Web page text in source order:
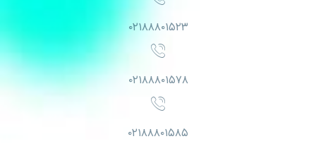
۰۲۱۸۸۸۰۱۵۲۳
۰۲۱۸۸۸۰۱۵۷۸
۰۲۱۸۸۸۰۱۵۸۵